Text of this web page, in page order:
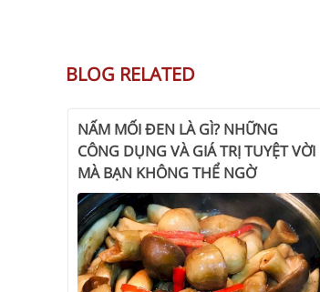
BLOG RELATED
NẤM MỐI ĐEN LÀ GÌ? NHỮNG
CÔNG DỤNG VÀ GIÁ TRỊ TUYỆT VỜI
MÀ BẠN KHÔNG THỂ NGỜ